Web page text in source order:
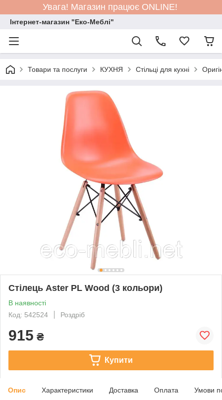
Увага! Магазин працює ONLINE!
Інтернет-магазин "Еко-Меблі"
Товари та послуги КУХНЯ Стільці для кухні
Стілець Aster PL Wood (3 кольори)
В наявності
Код: 542524
Роздріб
915 ₴
Купити
Опис Характеристики Доставка Оплата Умови